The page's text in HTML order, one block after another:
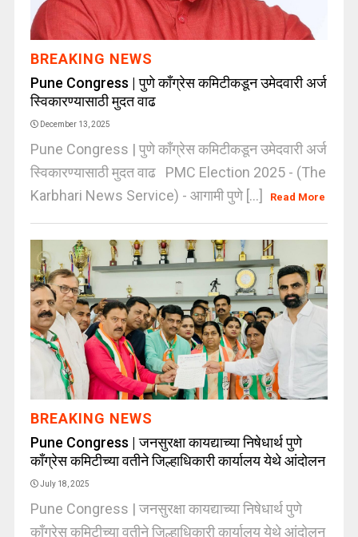
BREAKING NEWS
Pune Congress | पुणे काँग्रेस कमिटीकडून उमेदवारी अर्ज
स्विकारण्यासाठी मुदत वाढ
December 13, 2025
Pune Congress | पुणे काँग्रेस कमिटीकडून उमेदवारी अर्ज
स्विकारण्यासाठी मुदत वाढ PMC Election 2025 - (The
Karbhari News Service) - आगामी पुणे [...]
Read More
BREAKING NEWS
Pune Congress | जनसुरक्षा कायद्याच्या निषेधार्थ पुणे
काँग्रेस कमिटीच्या वतीने जिल्हाधिकारी कार्यालय येथे आंदोलन
July 18, 2025
Pune Congress | जनसुरक्षा कायद्याच्या निषेधार्थ पुणे
काँग्रेस कमिटीच्या वतीने जिल्हाधिकारी कार्यालय येथे आंदोलन